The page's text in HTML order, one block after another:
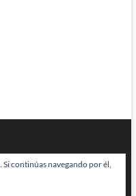
Si continúas navegando por él,